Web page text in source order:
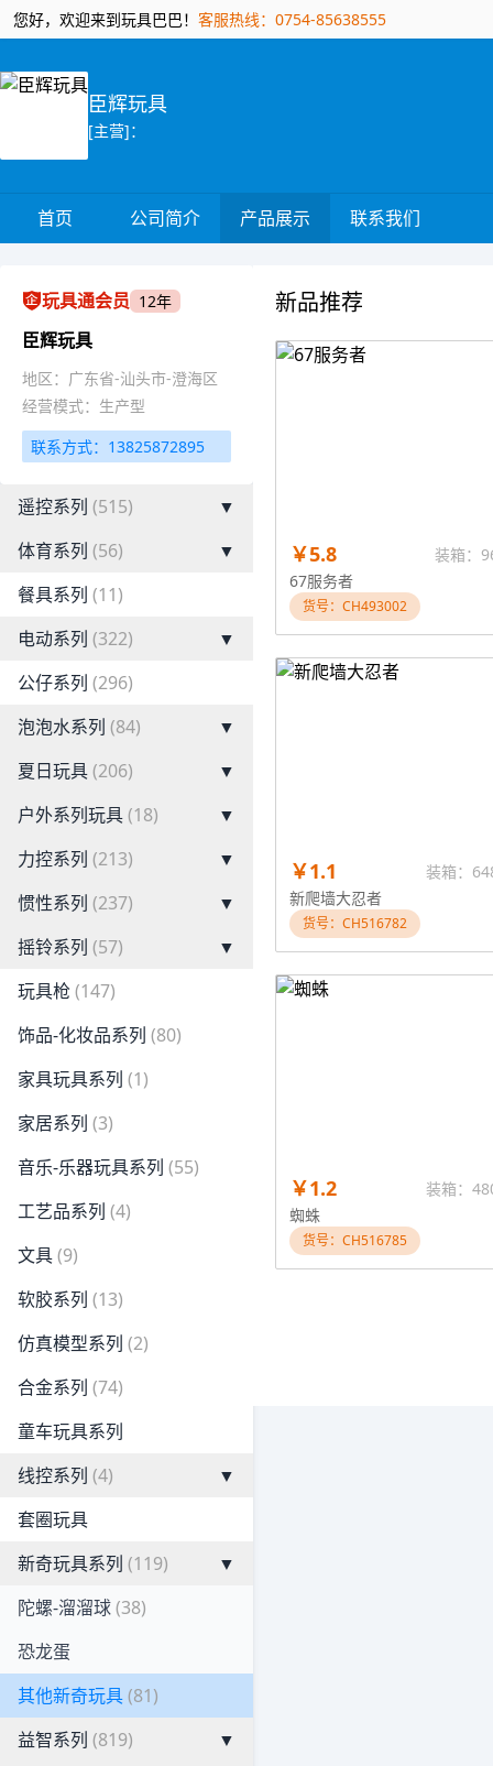
您好，欢迎来到玩具巴巴！ 客服热线：0754-85638555
臣辉玩具
[主营]：
首页 公司简介 产品展示 联系我们
玩具通会员 12年
臣辉玩具
地区：广东省-汕头市-澄海区
经营模式：生产型
联系方式：13825872895
遥控系列 (515)
▼
体育系列 (56)
▼
餐具系列 (11)
电动系列 (322)
▼
公仔系列 (296)
泡泡水系列 (84)
▼
夏日玩具(206)
▼
户外系列玩具(18)
▼
力控系列 (213)
▼
惯性系列 (237)
▼
摇铃系列 (57)
▼
玩具枪 (147)
饰品-化妆品系列 (80)
家具玩具系列 (1)
家居系列 (3)
音乐-乐器玩具系列 (55)
工艺品系列 (4)
文具(9)
软胶系列 (13)
仿真模型系列 (2)
合金系列 (74)
童车玩具系列
线控系列 (4)
▼
套圈玩具
新奇玩具系列 (119)
▼
陀螺-溜溜球(38)
恐龙蛋
其他新奇玩具(81)
益智系列 (819)
▼
新品推荐
￥5.8
装箱：
67服务者
货号：CH493002
￥1.1
装箱：
新爬墙大忍者
货号：CH516782
￥1.2
装箱：
蜘蛛
货号：CH516785